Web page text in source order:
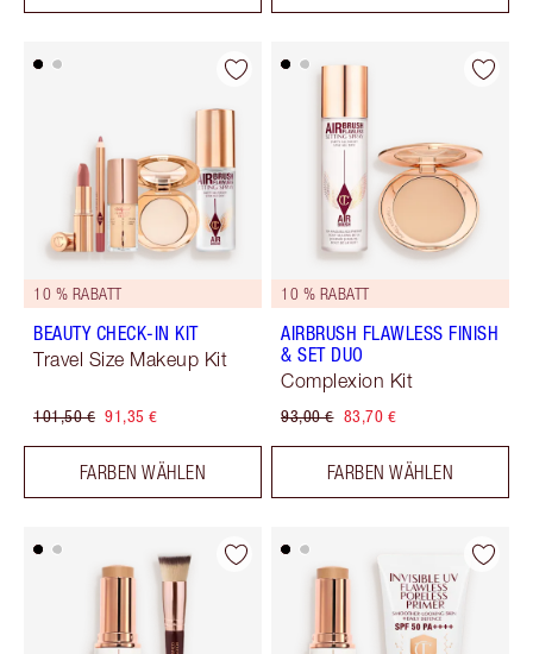
10 % RABATT
BEAUTY CHECK-IN KIT
Travel Size Makeup Kit
101,50 € 91,35 €
FARBEN WÄHLEN
10 % RABATT
AIRBRUSH FLAWLESS FINISH
& SET DUO
Complexion Kit
93,00 € 83,70 €
FARBEN WÄHLEN